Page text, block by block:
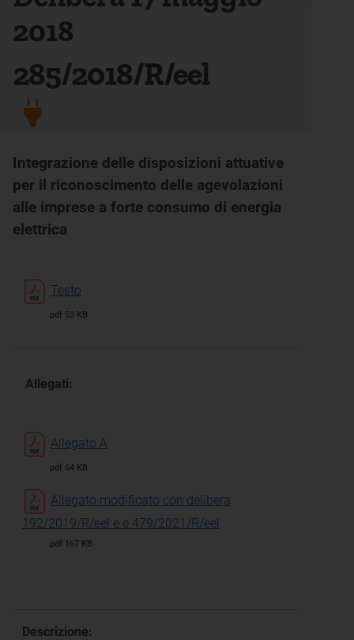
2018
285/2018/R/eel
Integrazione delle disposizioni attuative
per il riconoscimento delle agevolazioni
alle imprese a forte consumo di energia
elettrica
Testo
pdf 53 KB
Allegati:
Allegato A
pdf 64 KB
Allegato modificato con delibera
192/2019/R/eel e e 479/2021/R/eel
pdf 167 KB
Descrizione: